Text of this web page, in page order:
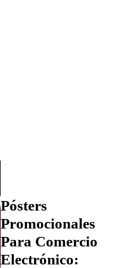
Pósters
Promocionales
Para Comercio
Electrónico: